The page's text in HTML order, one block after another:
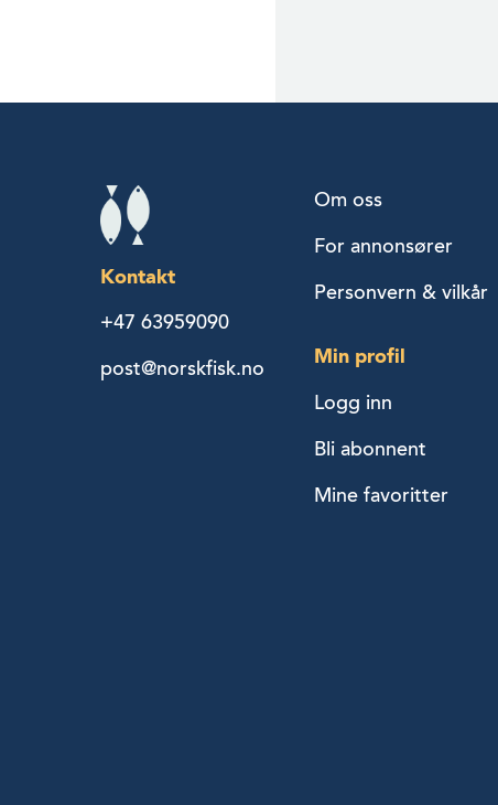
Kontakt
+47 63959090
post@norskfisk.no
Om oss
For annonsører
Personvern & vilkår
Min profil
Logg inn
Bli abonnent
Mine favoritter